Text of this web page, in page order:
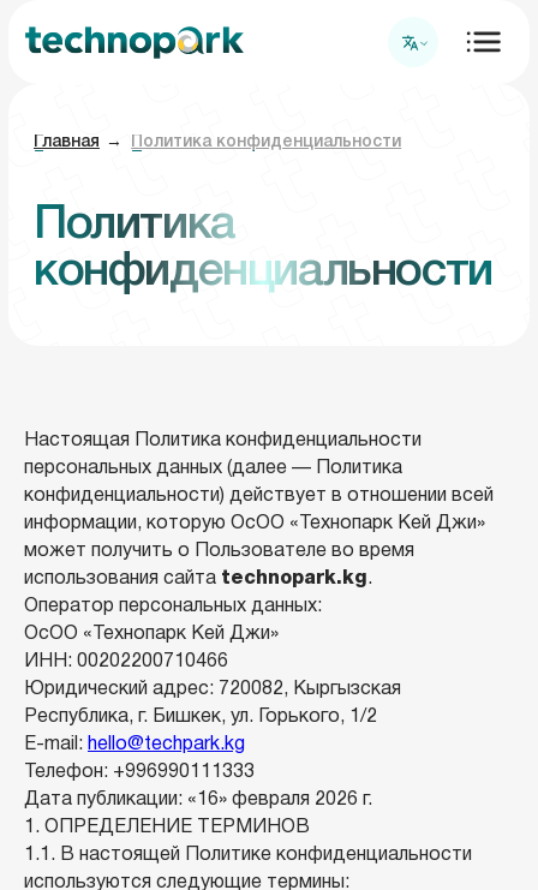
Политика
Настоящая Политика конфиденциальности
персональных данных (далее — Политика
конфиденциальности) действует в отношении всей
информации, которую ОсОО «Технопарк Кей Джи»
может получить о Пользователе во время
использования сайта technopark.kg .
Оператор персональных данных:
ОсОО «Технопарк Кей Джи»
ИНН: 00202200710466
Юридический адрес: 720082, Кыргызская
Республика, г. Бишкек, ул. Горького, 1/2
E-mail: hello@techpark.kg
Телефон: +996990111333
Дата публикации: «16» февраля 2026 г.
1. ОПРЕДЕЛЕНИЕ ТЕРМИНОВ
1.1. В настоящей Политике конфиденциальности
используются следующие термины: